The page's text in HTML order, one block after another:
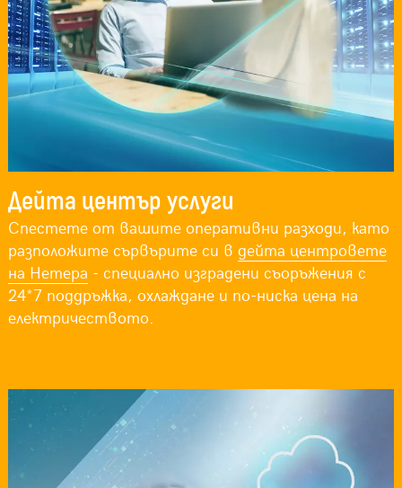
Дейта център услуги
Спестете от вашите оперативни разходи, като
разположите сървърите си вдейта центровете
на Нетера - специално изградени съоръжения с
24*7 поддръжка, охлаждане и по-ниска цена на
електричеството.